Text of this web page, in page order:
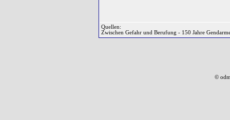
Quellen:
Zwischen Gefahr und Berufung - 150 Jahre
©